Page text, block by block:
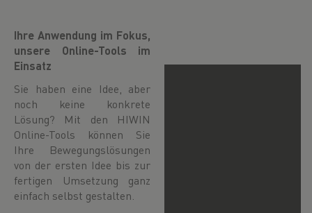
Ihre Anwendung im Fokus,
unsere Online-Tools im
Einsatz
Sie haben eine Idee, aber
noch keine konkrete
Lösung? Mit den HIWIN
Online-Tools können Sie
Ihre Bewegungslösungen
von der ersten Idee bis zur
fertigen Umsetzung ganz
einfach selbst gestalten.